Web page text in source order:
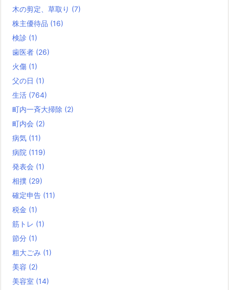
木の剪定、草取り (7)
株主優待品 (16)
検診 (1)
歯医者 (26)
火傷 (1)
父の日 (1)
生活 (764)
町内一斉大掃除 (2)
町内会 (2)
病気 (11)
病院 (119)
発表会 (1)
相撲 (29)
確定申告 (11)
税金 (1)
筋トレ (1)
節分 (1)
粗大ごみ (1)
美容 (2)
美容室 (14)